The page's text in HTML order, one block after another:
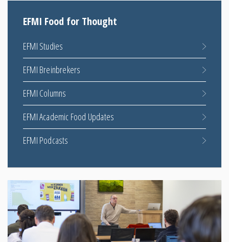
EFMI Food for Thought
EFMI Studies
EFMI Breinbrekers
EFMI Columns
EFMI Academic Food Updates
EFMI Podcasts